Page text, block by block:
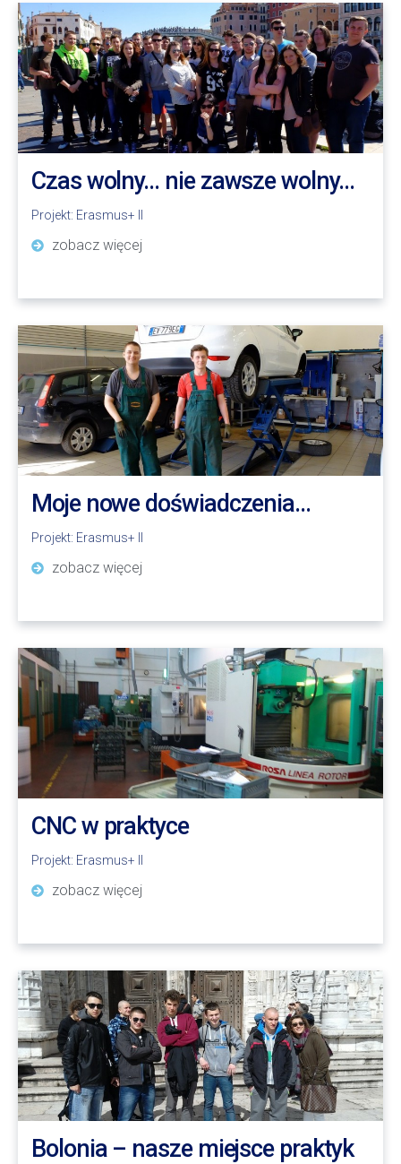
Czas wolny… nie zawsze wolny…
Projekt: Erasmus+ II
zobacz więcej
Moje nowe doświadczenia…
Projekt: Erasmus+ II
zobacz więcej
CNC w praktyce
Projekt: Erasmus+ II
zobacz więcej
Bolonia – nasze miejsce praktyk